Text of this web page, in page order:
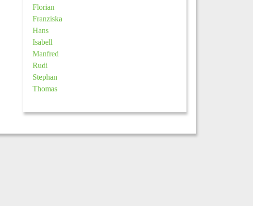
Florian
Franziska
Hans
Isabell
Manfred
Rudi
Stephan
Thomas